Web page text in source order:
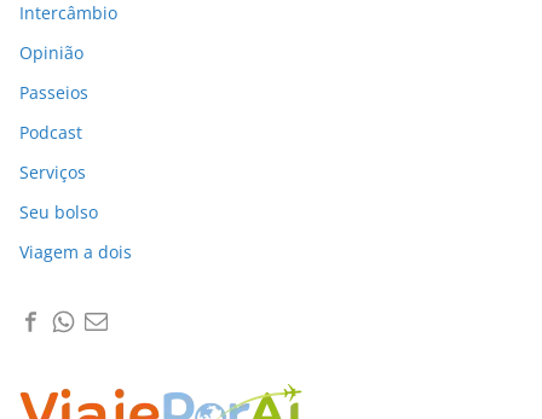
Intercâmbio
Opinião
Passeios
Podcast
Serviços
Seu bolso
Viagem a dois